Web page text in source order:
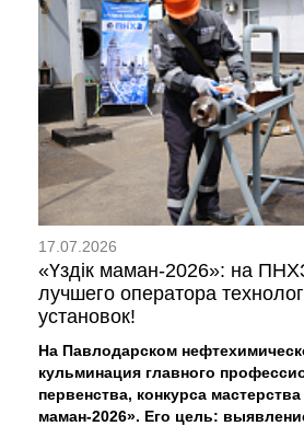
17.07.2026
«Үздік маман-2026»: на
лучшего оператора
установок!
На Павлодарском
кульминация главного
первенства, конкурса мастерства
маман-2026». Его цель: